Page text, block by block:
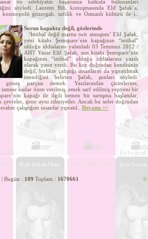
ve edebiyatın başarısına katkıda bulunanları
söyledi. Laurent Bili, konuşmasında Elif Şafak´a,
kozmopolit güzergah, sufilik ve Osmanlı kültürü ile i..
Sorun kapakta değil, gözlerinde
‘İntihal değil martta twit atmıştım’ Elif Şafak,
yeni kitabı Şemspare´nin kapağının “intihal”
olduğu iddialarını yalanladı 03 Temmuz 2012 /
AHT Yazar Elif Şafak, son kitabı Şemspare’nin
kapağının “intihal” olduğu iddialarına yazılı
olarak yanıt verdi. Bu kez doğrudan kendisinin
değil, birlikte çalıştığı insanların da yıpratılmak
istendiğini belirten Şafak, şunları söyledi:
güneş parçası demek. Yazılarından çizimlerine,
ismine kadar özen verilmiş, emek sarf edilmiş yepyeni bir
kapağı ile ilgili hemen bir tartışma başlattılar,
çevreler, gene aynı zihniyetler. Ancak bu sefer doğrudan
çalıştığım insanlar yıpratıl.. Devamı >>
: 109 Toplam : 1670661 ©